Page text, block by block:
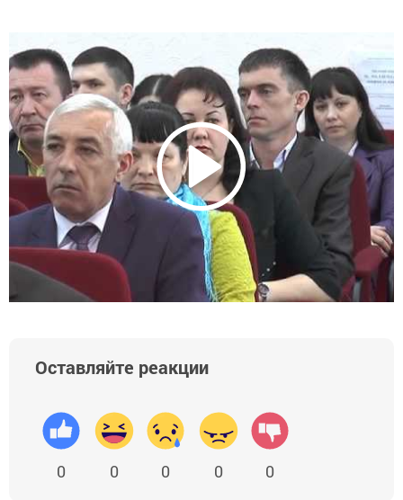
Оставляйте реакции
0 0 0 0 0